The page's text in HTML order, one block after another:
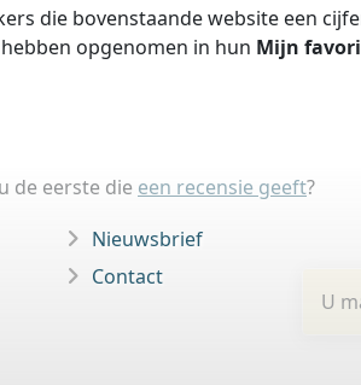
die bovenstaande website een
opgenomen in hun Mijn
de eerste die een recensie geeft?
U
Nieuwsbrief
Contact